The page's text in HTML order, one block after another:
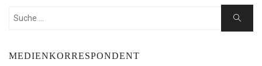
Suchen
Suche
MEDIENKORRESPONDENT